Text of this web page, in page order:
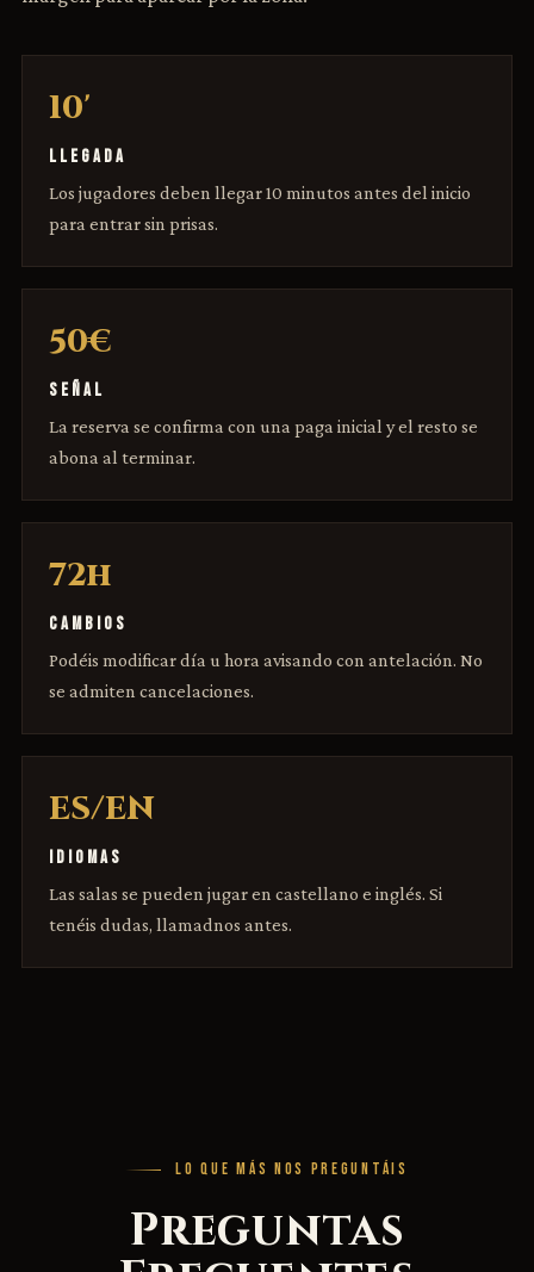
10'
LLEGADA
Los jugadores deben llegar 10 minutos antes del inicio
para entrar sin prisas.
50€
SEÑAL
La reserva se confirma con una paga inicial y el resto se
abona al terminar.
72h
CAMBIOS
Podéis modificar día u hora avisando con antelación. No
se admiten cancelaciones.
ES/EN
IDIOMAS
Las salas se pueden jugar en castellano e inglés. Si
tenéis dudas, llamadnos antes.
LO QUE MÁS NOS PREGUNTÁIS
Preguntas